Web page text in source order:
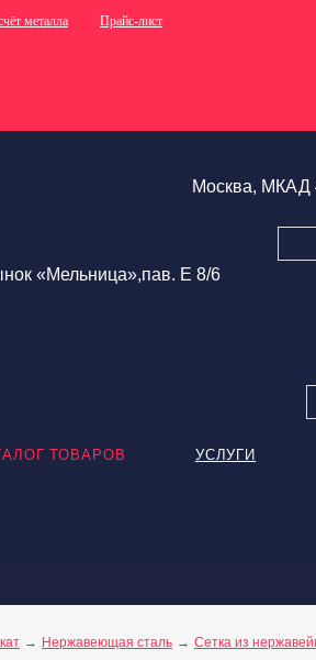
металла
Прайс-лист
Москва, МКАД
«Мельница»,пав. Е 8/6
ТОВАРОВ УСЛУГИ
Нержавеющая сталь Сетка из